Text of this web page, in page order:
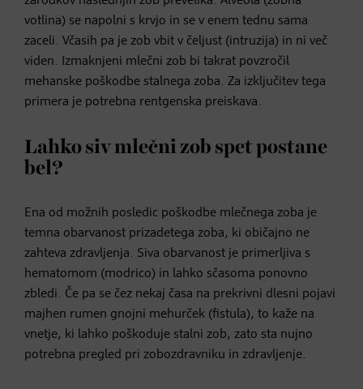
votlina) se napolni s krvjo in se v enem tednu sama
zaceli. Včasih pa je zob vbit v čeljust (intruzija) in ni več
viden. Izmaknjeni mlečni zob bi takrat povzročil
mehanske poškodbe stalnega zoba. Za izključitev tega
primera je potrebna rentgenska preiskava.
Lahko siv mlečni zob spet postane
bel?
Ena od možnih posledic poškodbe mlečnega zoba je
temna obarvanost prizadetega zoba, ki običajno ne
zahteva zdravljenja. Siva obarvanost je primerljiva s
hematomom (modrico) in lahko sčasoma ponovno
zbledi. Če pa se čez nekaj časa na prekrivni dlesni pojavi
majhen rumen gnojni mehurček (fistula), to kaže na
vnetje, ki lahko poškoduje stalni zob, zato sta nujno
potrebna pregled pri zobozdravniku in zdravljenje.